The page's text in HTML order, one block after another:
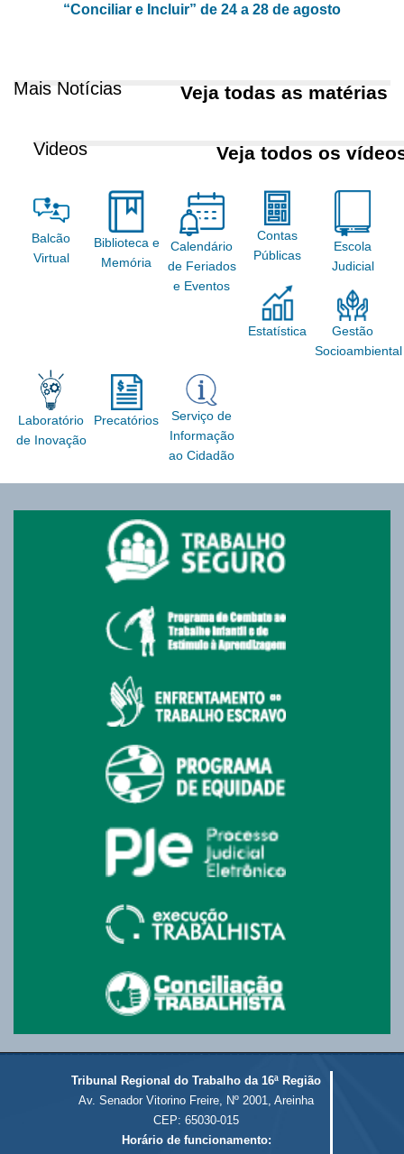
“Conciliar e Incluir” de 24 a 28 de agosto
Mais Notícias Veja todas as matérias
Videos Veja todos os
Balcão
Virtual
Biblioteca e
Memória
Calendário
de Feriados
e Eventos
Contas
Públicas
Escola
Judicial
Estatística
Gestão
Socioambiental
Laboratório
de Inovação
Precatórios
Serviço de
Informação
ao Cidadão
Tribunal Regional do Trabalho da 16ª Região
Av. Senador Vitorino Freire, Nº 2001, Areinha
CEP: 65030-015
Horário de funcionamento: